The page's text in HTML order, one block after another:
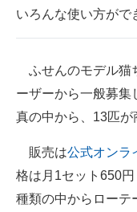
いろんな使い方が
ふせんのモデル猫
ーザーから一般募集
真の中から、13匹が
販売は公式オンラ
格は月1セット650
種類の中からローテ